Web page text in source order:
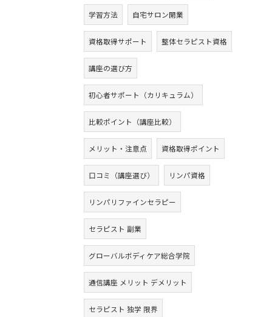
学習方法 自宅サロン開業
資格取得サポート 整体セラピスト資格
講座の選び方
初心者サポート（カリキュラム）
比較ポイント（講座比較）
メリット・注意点 資格取得ポイント
口コミ（講座選び） リンパ資格
リンパリファインセラピー
セラピスト 副業
グローバルボディケア総合学院
通信講座 メリット デメリット
セラピスト 独学 限界